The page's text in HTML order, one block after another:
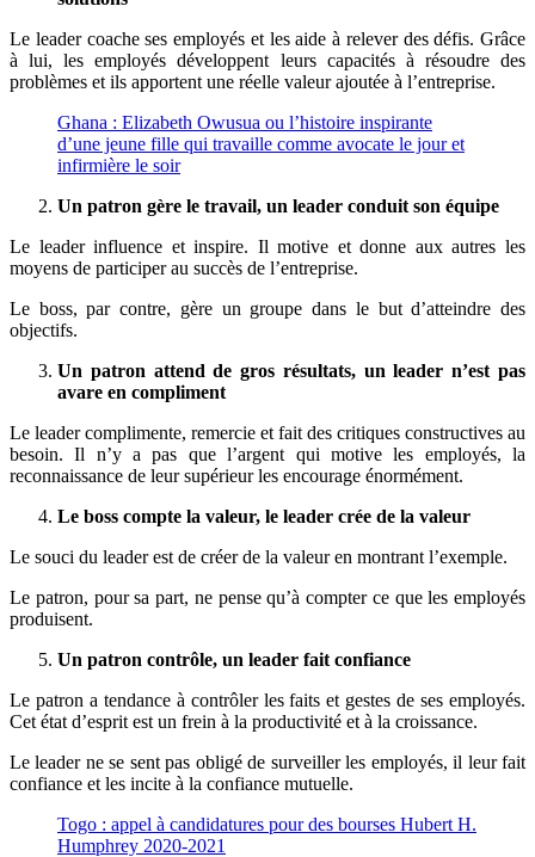
Le leader coache ses employés et les aide à relever des défis. Grâce
à lui, les employés développent leurs capacités à résoudre des
problèmes et ils apportent une réelle valeur ajoutée à l’entreprise.
Ghana : Elizabeth Owusua ou l’histoire inspirante
d’une jeune fille qui travaille comme avocate le jour et
infirmière le soir
Un patron gère le travail, un leader conduit son équipe
Le leader influence et inspire. Il motive et donne aux autres les
moyens de participer au succès de l’entreprise.
Le boss, par contre, gère un groupe dans le but d’atteindre des
objectifs.
Un patron attend de gros résultats, un leader n’est pas
avare en compliment
Le leader complimente, remercie et fait des critiques constructives au
besoin. Il n’y a pas que l’argent qui motive les employés, la
reconnaissance de leur supérieur les encourage énormément.
Le boss compte la valeur, le leader crée de la valeur
Le souci du leader est de créer de la valeur en montrant l’exemple.
Le patron, pour sa part, ne pense qu’à compter ce que les employés
produisent.
Un patron contrôle, un leader fait confiance
Le patron a tendance à contrôler les faits et gestes de ses employés.
Cet état d’esprit est un frein à la productivité et à la croissance.
Le leader ne se sent pas obligé de surveiller les employés, il leur fait
confiance et les incite à la confiance mutuelle.
Togo : appel à candidatures pour des bourses Hubert H.
Humphrey 2020-2021